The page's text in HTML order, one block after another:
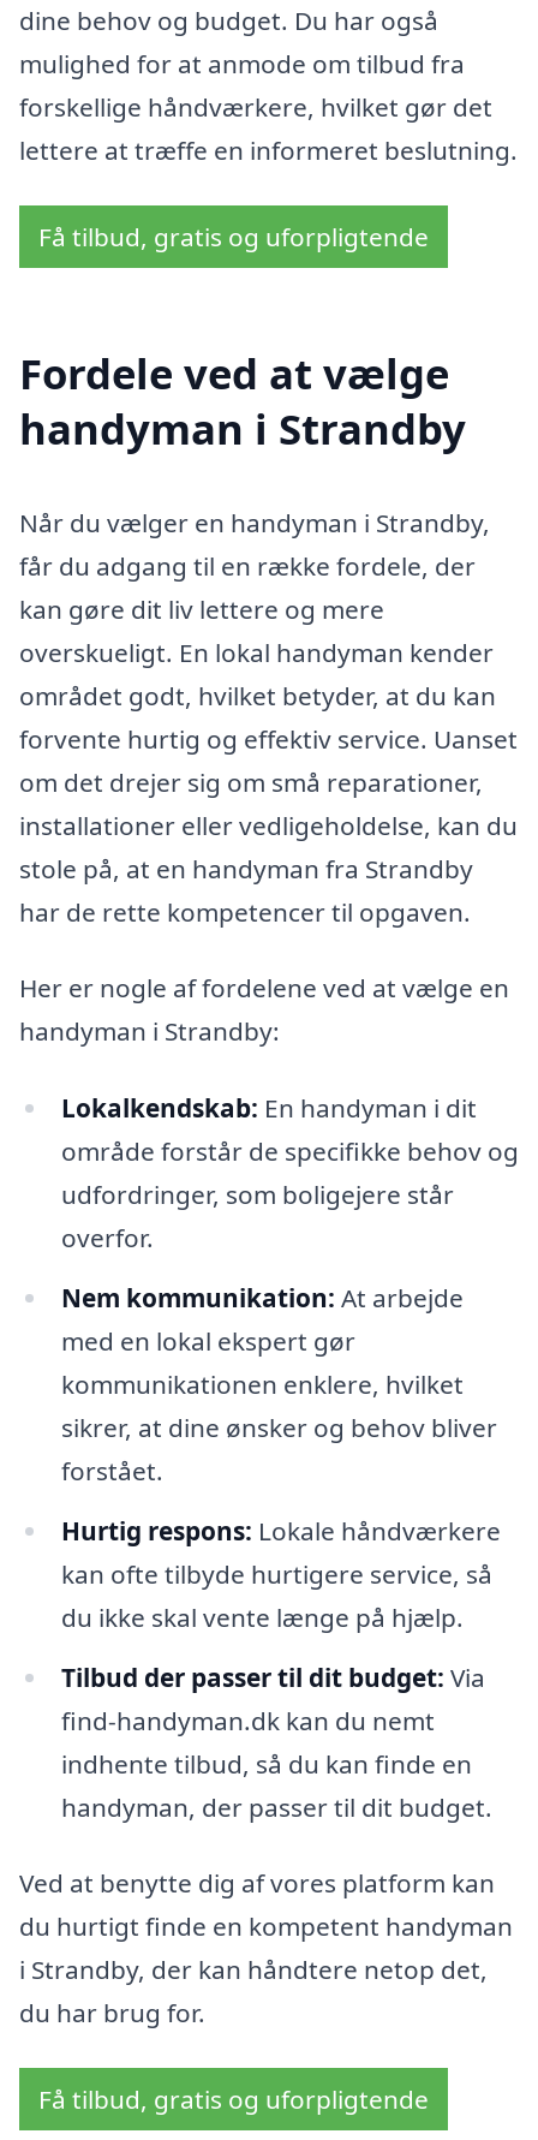
dine behov og budget. Du har også
mulighed for at anmode om tilbud fra
forskellige håndværkere, hvilket gør det
lettere at træffe en informeret beslutning.
Få tilbud, gratis og uforpligtende
Fordele ved at vælge
handyman i Strandby
Når du vælger en handyman i Strandby,
får du adgang til en række fordele, der
kan gøre dit liv lettere og mere
overskueligt. En lokal handyman kender
området godt, hvilket betyder, at du kan
forvente hurtig og effektiv service. Uanset
om det drejer sig om små reparationer,
installationer eller vedligeholdelse, kan du
stole på, at en handyman fra Strandby
har de rette kompetencer til opgaven.
Her er nogle af fordelene ved at vælge en
handyman i Strandby:
Lokalkendskab: En handyman i dit
område forstår de specifikke behov og
udfordringer, som boligejere står
overfor.
Nem kommunikation: At arbejde
med en lokal ekspert gør
kommunikationen enklere, hvilket
sikrer, at dine ønsker og behov bliver
forstået.
Hurtig respons: Lokale håndværkere
kan ofte tilbyde hurtigere service, så
du ikke skal vente længe på hjælp.
Tilbud der passer til dit budget: Via
find-handyman.dk kan du nemt
indhente tilbud, så du kan finde en
handyman, der passer til dit budget.
Ved at benytte dig af vores platform kan
du hurtigt finde en kompetent handyman
i Strandby, der kan håndtere netop det,
du har brug for.
Få tilbud, gratis og uforpligtende